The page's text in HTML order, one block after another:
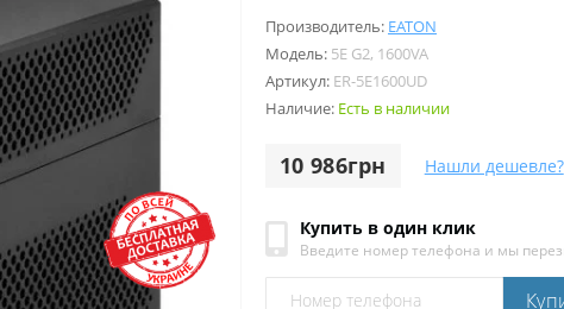
Производитель: EATON
Модель: 5E G2, 1600VA
Артикул: ER-5E1600UD
Наличие: Есть в наличии
10 986грн Нашли дешевле?
Купить в один клик
Введите номер телефона и мы